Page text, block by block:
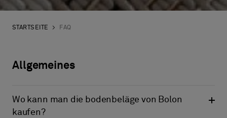
STARTSEITE FAQ
Allgemeines
Wo kann man die bodenbeläge von Bolon
kaufen?